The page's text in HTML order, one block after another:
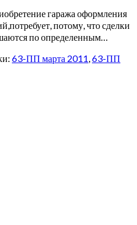
гаража оформления
потому, что сделки
по определенным…
63-ПП марта 2011,63-ПП